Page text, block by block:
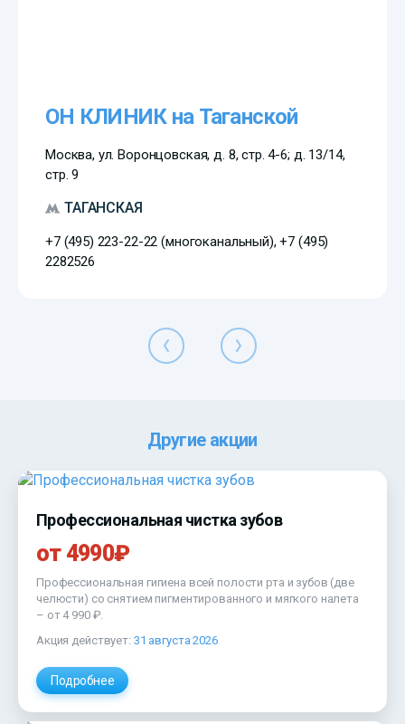
ОН КЛИНИК на Таганской
Москва, ул. Воронцовская, д. 8, стр. 4-6; д. 13/14,
стр. 9
ТАГАНСКАЯ
+7 (495) 223-22-22 (многоканальный), +7 (495)
2282526
Другие акции
Профессиональная чистка зубов
от 4990₽
Профессиональная гигиена всей полости рта и зубов (две
челюсти) со снятием пигментированного и мягкого налета
– от 4 990 ₽.
Акция действует: 31 августа 2026
Подробнее